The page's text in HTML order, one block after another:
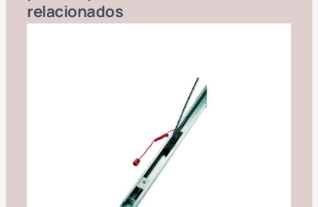
relacionados